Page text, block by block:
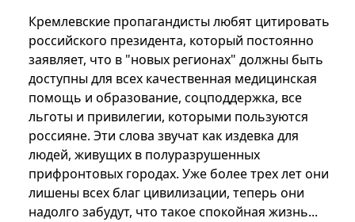
Кремлевские пропагандисты любят цитировать
российского президента, который постоянно
заявляет, что в "новых регионах" должны быть
доступны для всех качественная медицинская
помощь и образование, соцподдержка, все
льготы и привилегии, которыми пользуются
россияне. Эти слова звучат как издевка для
людей, живущих в полуразрушенных
прифронтовых городах. Уже более трех лет они
лишены всех благ цивилизации, теперь они
надолго забудут, что такое спокойная жизнь...